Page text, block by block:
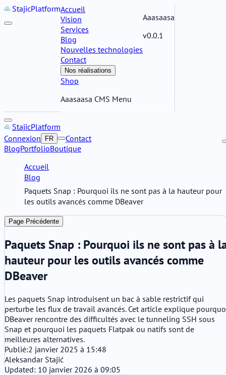
StajicPlatformAccueil
Vision
Services
Blog
Nouvelles technologies
Contact
Nos réalisations
Shop
Aaasaasa CMS Menu
Aaasaasa
v0.0.1
StajicPlatform
BlogPortfolioBoutique
Connexion FR Contact
Accueil
Blog
Paquets Snap : Pourquoi ils ne sont pas à la hauteur pour
les outils avancés comme DBeaver
Page Précédente
Paquets Snap : Pourquoi ils ne sont pas à
hauteur pour les outils avancés comme
DBeaver
Les paquets Snap introduisent un bac à sable restrictif qui
perturbe les flux de travail avancés. Cet article explique
DBeaver rencontre des difficultés avec le tunneling SSH sous
Snap et pourquoi les paquets Flatpak ou natifs sont de
meilleures alternatives.
Publié:2 janvier 2025 à 15:48
Aleksandar Stajić
Updated: 10 janvier 2026 à 09:05